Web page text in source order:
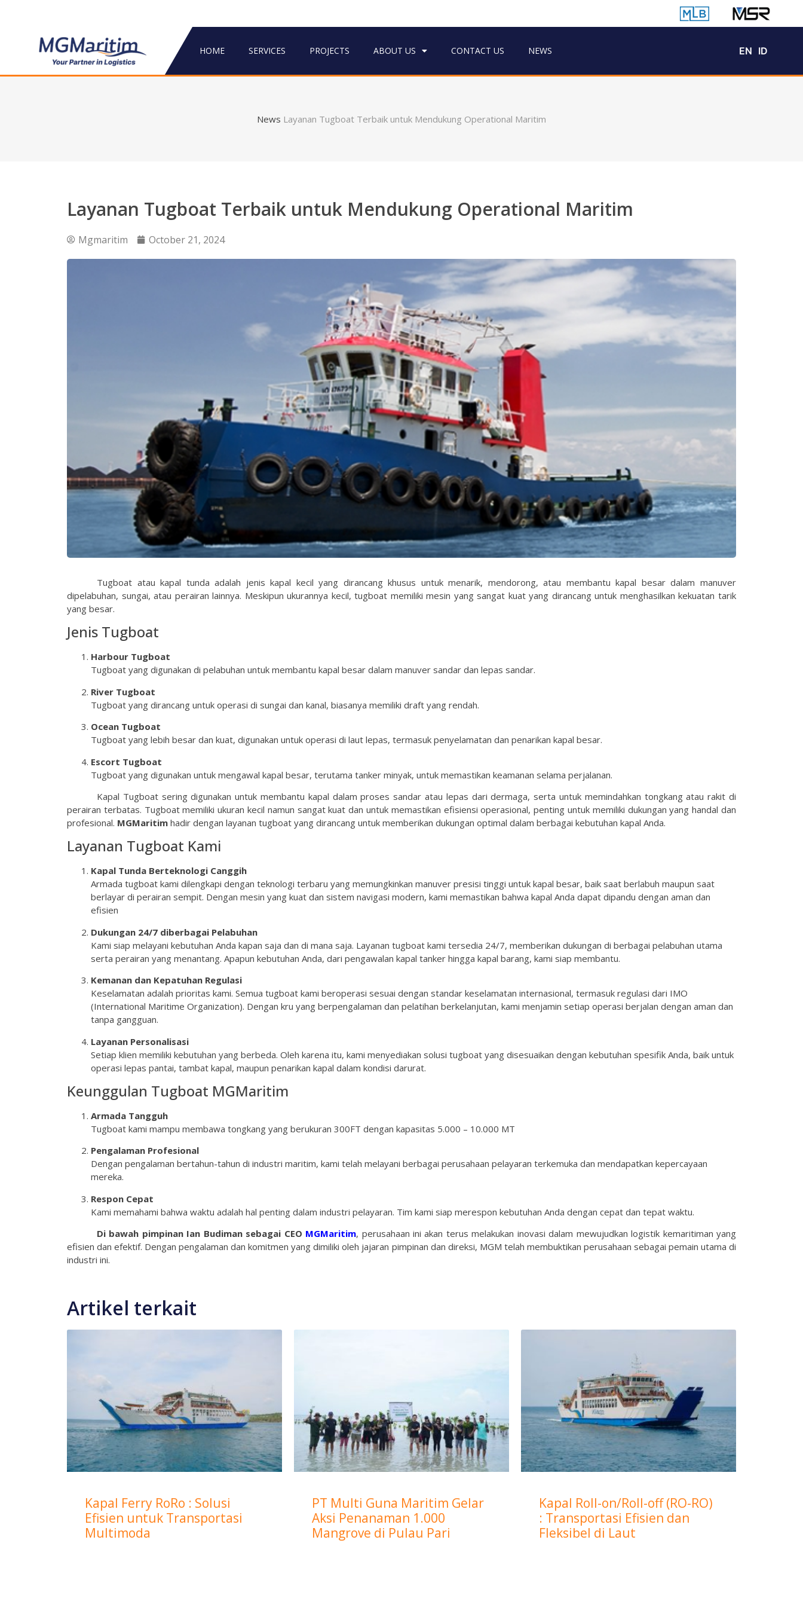
HOME SERVICES PROJECTS ABOUT US CONTACT US NEWS EN ID
News Layanan Tugboat Terbaik untuk Mendukung Operational Maritim
Layanan Tugboat Terbaik untuk Mendukung Operational Maritim
Mgmaritim October 21, 2024
Tugboat atau kapal tunda adalah jenis kapal kecil yang dirancang khusus untuk menarik, mendorong, atau membantu kapal besar dalam manuver
dipelabuhan, sungai, atau perairan lainnya. Meskipun ukurannya kecil, tugboat memiliki mesin yang sangat kuat yang dirancang untuk menghasilkan kekuatan tarik
yang besar.
Jenis Tugboat
Harbour Tugboat
Tugboat yang digunakan di pelabuhan untuk membantu kapal besar dalam manuver sandar dan lepas sandar.
River Tugboat
Tugboat yang dirancang untuk operasi di sungai dan kanal, biasanya memiliki draft yang rendah.
Ocean Tugboat
Tugboat yang lebih besar dan kuat, digunakan untuk operasi di laut lepas, termasuk penyelamatan dan penarikan kapal besar.
Escort Tugboat
Tugboat yang digunakan untuk mengawal kapal besar, terutama tanker minyak, untuk memastikan keamanan selama perjalanan.
Kapal Tugboat sering digunakan untuk membantu kapal dalam proses sandar atau lepas dari dermaga, serta untuk memindahkan tongkang atau rakit di
perairan terbatas. Tugboat memiliki ukuran kecil namun sangat kuat dan untuk memastikan efisiensi operasional, penting untuk memiliki dukungan yang handal dan
profesional. MGMaritim hadir dengan layanan tugboat yang dirancang untuk memberikan dukungan optimal dalam berbagai kebutuhan kapal Anda.
Layanan Tugboat Kami
Kapal Tunda Berteknologi Canggih
Armada tugboat kami dilengkapi dengan teknologi terbaru yang memungkinkan manuver presisi tinggi untuk kapal besar, baik saat berlabuh maupun saat
berlayar di perairan sempit. Dengan mesin yang kuat dan sistem navigasi modern, kami memastikan bahwa kapal Anda dapat dipandu dengan aman dan
efisien
Dukungan 24/7 diberbagai Pelabuhan
Kami siap melayani kebutuhan Anda kapan saja dan di mana saja. Layanan tugboat kami tersedia 24/7, memberikan dukungan di berbagai pelabuhan utama
serta perairan yang menantang. Apapun kebutuhan Anda, dari pengawalan kapal tanker hingga kapal barang, kami siap membantu.
Kemanan dan Kepatuhan Regulasi
Keselamatan adalah prioritas kami. Semua tugboat kami beroperasi sesuai dengan standar keselamatan internasional, termasuk regulasi dari IMO
(International Maritime Organization). Dengan kru yang berpengalaman dan pelatihan berkelanjutan, kami menjamin setiap operasi berjalan dengan aman dan
tanpa gangguan.
Layanan Personalisasi
Setiap klien memiliki kebutuhan yang berbeda. Oleh karena itu, kami menyediakan solusi tugboat yang disesuaikan dengan kebutuhan spesifik Anda, baik untuk
operasi lepas pantai, tambat kapal, maupun penarikan kapal dalam kondisi darurat.
Keunggulan Tugboat MGMaritim
Armada Tangguh
Tugboat kami mampu membawa tongkang yang berukuran 300FT dengan kapasitas 5.000 – 10.000 MT
Pengalaman Profesional
Dengan pengalaman bertahun-tahun di industri maritim, kami telah melayani berbagai perusahaan pelayaran terkemuka dan mendapatkan kepercayaan
mereka.
Respon Cepat
Kami memahami bahwa waktu adalah hal penting dalam industri pelayaran. Tim kami siap merespon kebutuhan Anda dengan cepat dan tepat waktu.
Di bawah pimpinan Ian Budiman sebagai CEO MGMaritim, perusahaan ini akan terus melakukan inovasi dalam mewujudkan logistik kemaritiman yang
efisien dan efektif. Dengan pengalaman dan komitmen yang dimiliki oleh jajaran pimpinan dan direksi, MGM telah membuktikan perusahaan sebagai pemain utama di
industri ini.
Artikel terkait
Kapal Ferry RoRo : Solusi
Efisien untuk Transportasi
Multimoda
PT Multi Guna Maritim Gelar
Aksi Penanaman 1.000
Mangrove di Pulau Pari
Kapal Roll-on/Roll-off (RO-RO)
: Transportasi Efisien dan
Fleksibel di Laut